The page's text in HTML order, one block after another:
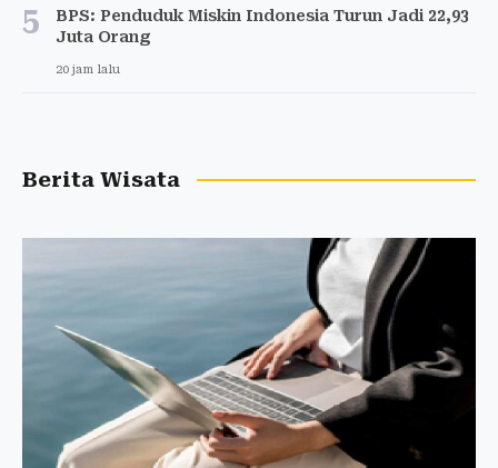
5
BPS: Penduduk Miskin Indonesia Turun Jadi 22,93
Juta Orang
20 jam lalu
Berita Wisata